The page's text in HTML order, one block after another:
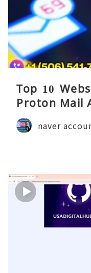
Top 10
Proton Mail
naver